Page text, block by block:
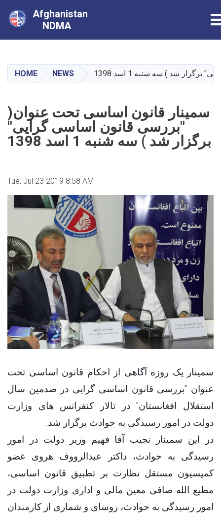
main
content
Afghanistan
NDMA
HOME NEWS شد ) سه شنبه 1 اسد 1398
سمینار قانون اساسی تحت عنوان(
"بررسی قانون اساسی گرایی"
برگزار شد ) سه شنبه 1 اسد 1398
Tue, Jul 23 2019 8:58 AM
سمینار یک روزه آگاهی از احکام قانون اساسی تحت
عنوان "بررسی قانون اساسی گرایی در صدمین سال
استقلال افغانستان" در تالار کنفرانس های وزارت
دولت در امور رسیدگی به حوادث برگزار شد.
در این سمینار نجیب آقا فهیم وزیر دولت در امور
رسیدگی به حوادث، داکتر عبدالرووف هروی عضو
کمیسیون مستقل نظارت بر تطبیق قانون اساسی،
مطیع الله صافی معین مالی و اداری وزارت دولت در
امور رسیدگی به حوادث، روسای و شماری از کارمندان